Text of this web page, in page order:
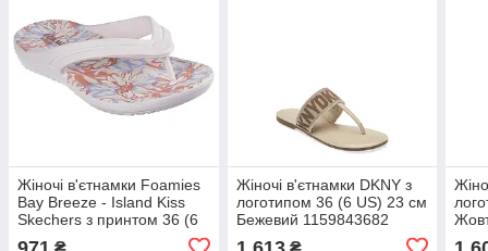
Жіночі в'єтнамки Foamies
Bay Breeze - Island Kiss
Skechers з принтом 36 (6
Жіночі в'єтнамки DKNY з
логотипом 36 (6 US) 23 см
Бежевий 1159843682